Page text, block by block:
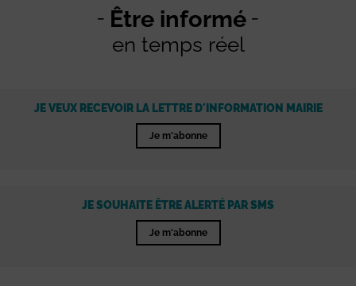
Être informé
en temps réel
JE VEUX RECEVOIR LA LETTRE D'INFORMATION MAIRIE
Je m'abonne
JE SOUHAITE ÊTRE ALERTÉ PAR SMS
Je m'abonne